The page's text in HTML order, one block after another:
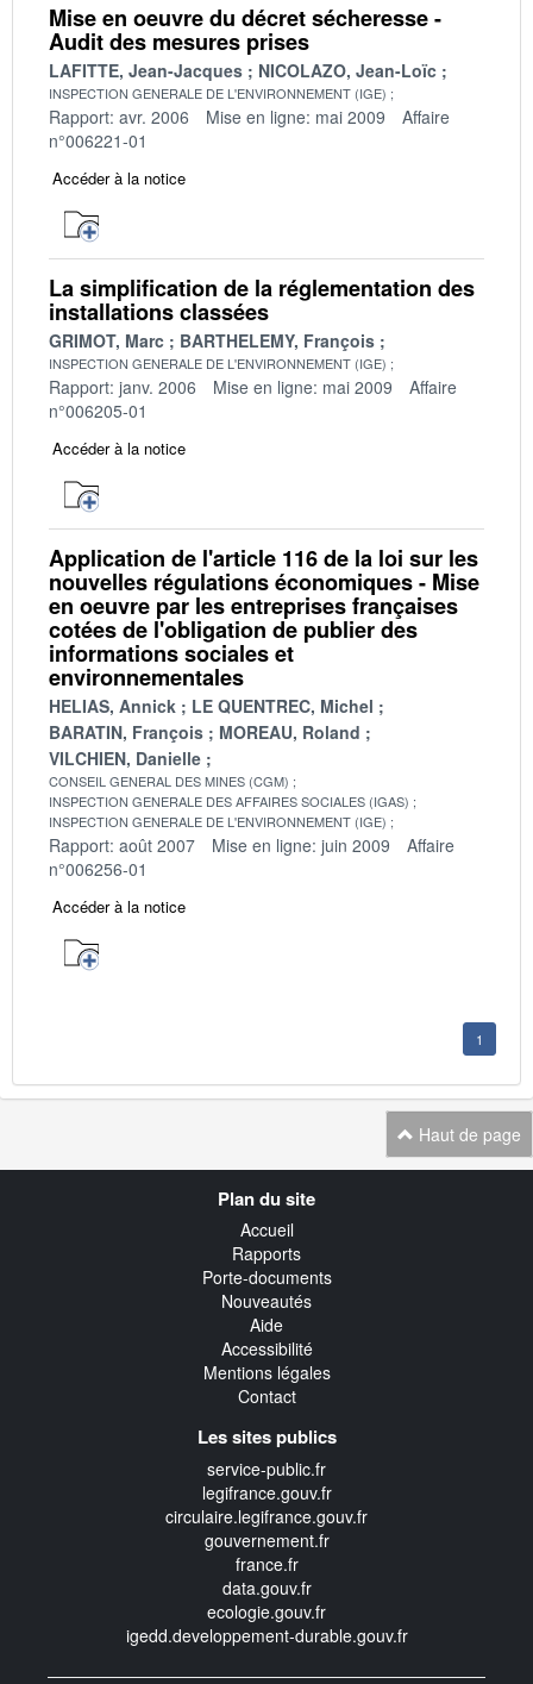
Mise en oeuvre du décret sécheresse -
Audit des mesures prises
LAFITTE, Jean-Jacques NICOLAZO, Jean-Loïc
INSPECTION GENERALE DE L'ENVIRONNEMENT (IGE)
Rapport: avr. 2006 Mise en ligne: mai 2009
Affaire
n°006221-01
Accéder à la notice
La simplification de la réglementation des
installations classées
GRIMOT, Marc BARTHELEMY, François
INSPECTION GENERALE DE L'ENVIRONNEMENT (IGE)
Rapport: janv. 2006 Mise en ligne: mai 2009
Affaire
n°006205-01
Accéder à la notice
Application de l'article 116 de la loi sur les
nouvelles régulations économiques - Mise
en oeuvre par les entreprises françaises
cotées de l'obligation de publier des
informations sociales et
environnementales
HELIAS, Annick
LE QUENTREC, Michel
BARATIN, François
MOREAU, Roland
VILCHIEN, Danielle
CONSEIL GENERAL DES MINES (CGM)
INSPECTION GENERALE DES AFFAIRES SOCIALES (IGAS)
INSPECTION GENERALE DE L'ENVIRONNEMENT (IGE)
Rapport: août 2007 Mise en ligne: juin 2009
Affaire
n°006256-01
Accéder à la notice
1
Haut de page
Plan du site
Accueil
Rapports
Porte-documents
Nouveautés
Aide
Accessibilité
Mentions légales
Contact
Les sites publics
service-public.fr
legifrance.gouv.fr
circulaire.legifrance.gouv.fr
gouvernement.fr
france.fr
data.gouv.fr
ecologie.gouv.fr
igedd.developpement-durable.gouv.fr